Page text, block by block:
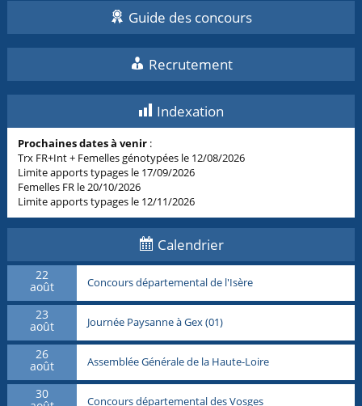
Guide des concours
Recrutement
Indexation
Prochaines dates à venir :
Trx FR+Int + Femelles génotypées le 12/08/2026
Limite apports typages le 17/09/2026
Femelles FR le 20/10/2026
Limite apports typages le 12/11/2026
Calendrier
22
août Concours départemental de l'Isère
23
août Journée Paysanne à Gex (01)
26
août Assemblée Générale de la Haute-Loire
30
Concours départemental des Vosges